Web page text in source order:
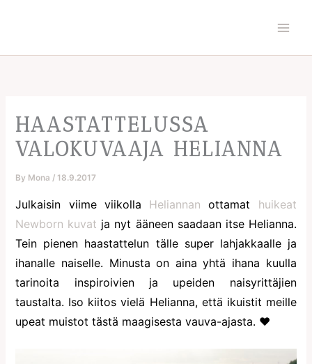
HAASTATTELUSSA
VALOKUVAAJA HELIANNA
By Mona /18.9.2017
Julkaisin viime viikolla Heliannan ottamat huikeat
Newborn kuvat ja nyt ääneen saadaan itse Helianna.
Tein pienen haastattelun tälle super lahjakkaalle ja
ihanalle naiselle. Minusta on aina yhtä ihana kuulla
tarinoita inspiroivien ja upeiden naisyrittäjien
taustalta. Iso kiitos vielä Helianna, että ikuistit meille
upeat muistot tästä maagisesta vauva-ajasta. ♥